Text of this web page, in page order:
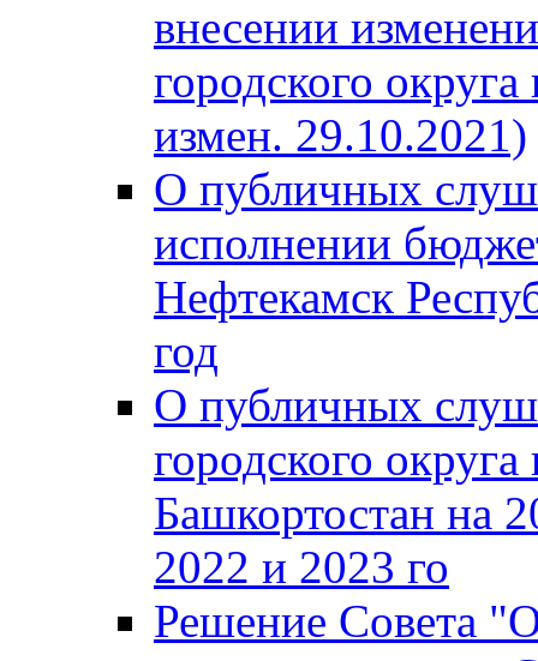
внесении
городского
измен. 29.10.2021)
О публичных
исполнении
Нефтекамск
год
О публичных
городского
Башкортостан на
2022 и 2023 го
Решение Совета